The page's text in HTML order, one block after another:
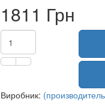
1811 Грн
Виробник: